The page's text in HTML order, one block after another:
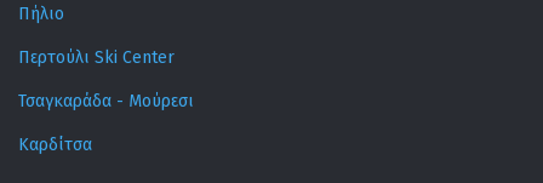
Πήλιο
Περτούλι Ski Center
Τσαγκαράδα - Μούρεσι
Καρδίτσα